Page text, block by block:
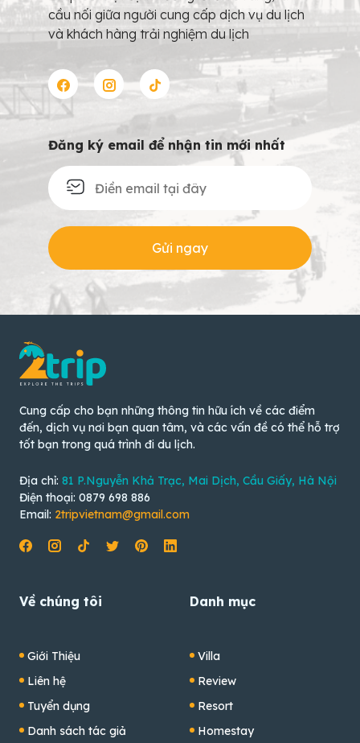
cầu nối giữa người cung cấp dịch vụ du lịch
và khách hàng trải nghiệm du lịch
Đăng ký email để nhận tin mới nhất
Gửi ngay
Cung cấp cho bạn những thông tin hữu ích về các điểm
đến, dịch vụ nơi bạn quan tâm, và các vấn đề có thể hỗ trợ
tốt bạn trong quá trình đi du lịch.
Địa chỉ: 81 P.Nguyễn Khả Trạc, Mai Dịch, Cầu Giấy, Hà Nội
Điện thoại: 0879 698 886
Email: 2tripvietnam@gmail.com
Về chúng tôi
Giới Thiệu
Liên hệ
Tuyển dụng
Danh sách tác giả
Danh mục
Villa
Review
Resort
Homestay